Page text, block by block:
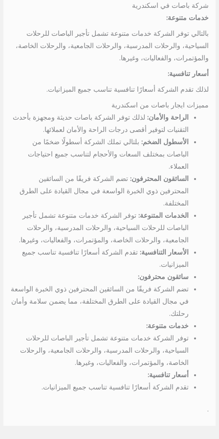
شركة باصات في اسكندرية
خدمات متنوعة:
بالتالي توفر الشركة خدمات متنوعة تشمل تأجير الباصات للرحلات
السياحية، والرحلات المدرسية، والرحلات الجامعية، والرحلات الخاصة،
والمؤتمرات، والفعاليات، وغيرها.
أسعار تنافسية:
لذلك تقدم الشركة أسعارًا تنافسية تناسب جميع الميزانيات.
مميزات ايجار باصات من اسكندرية
الراحة والأمان: لذلك توفر الشركة باصات حديثة ومجهزة بأحدث
التقنيات لتوفير أقصى درجات الراحة والأمان لعملائها.
الأسطول الضخم: بلتالي تملك الشركة أسطولًا ضخمًا من
الباصات بمختلف السعات والأحجام لتناسب جميع احتياجات
العملاء.
السائقون المحترفون: تضم الشركة فريقًا من السائقين
المحترفين ذوي الخبرة الواسعة في مجال القيادة على الطرق
المختلفة.
الخدمات المتنوعة: توفر الشركة خدمات متنوعة تشمل تأجير
الباصات للرحلات السياحية، والرحلات المدرسية، والرحلات
الجامعية، والرحلات الخاصة، والمؤتمرات، والفعاليات، وغيرها.
الأسعار التنافسية: تقدم الشركة أسعارًا تنافسية تناسب جميع
الميزانيات.
سائقون محترفون:
تضم الشركة فريقًا من السائقين المحترفين ذوي الخبرة الواسعة
في مجال القيادة على الطرق المختلفة، مما يضمن سلامة وأمان
رحلتك.
خدمات متنوعة:
توفر الشركة خدمات متنوعة تشمل تأجير الباصات للرحلات
السياحية، والرحلات المدرسية، والرحلات الجامعية، والرحلات
الخاصة، والمؤتمرات، والفعاليات، وغيرها.
أسعار تنافسية:
تقدم الشركة أسعارًا تنافسية تناسب جميع الميزانيات.
.